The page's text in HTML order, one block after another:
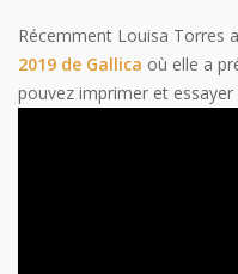
Récemment Louisa Torres
2019 de Gallica où elle a
pouvez imprimer et